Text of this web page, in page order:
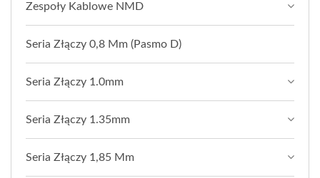
Zespoły Kablowe NMD
Seria Złączy 0,8 Mm (pasmo D)
Seria Złączy 1.0mm
Seria Złączy 1.35mm
Seria Złączy 1,85 Mm